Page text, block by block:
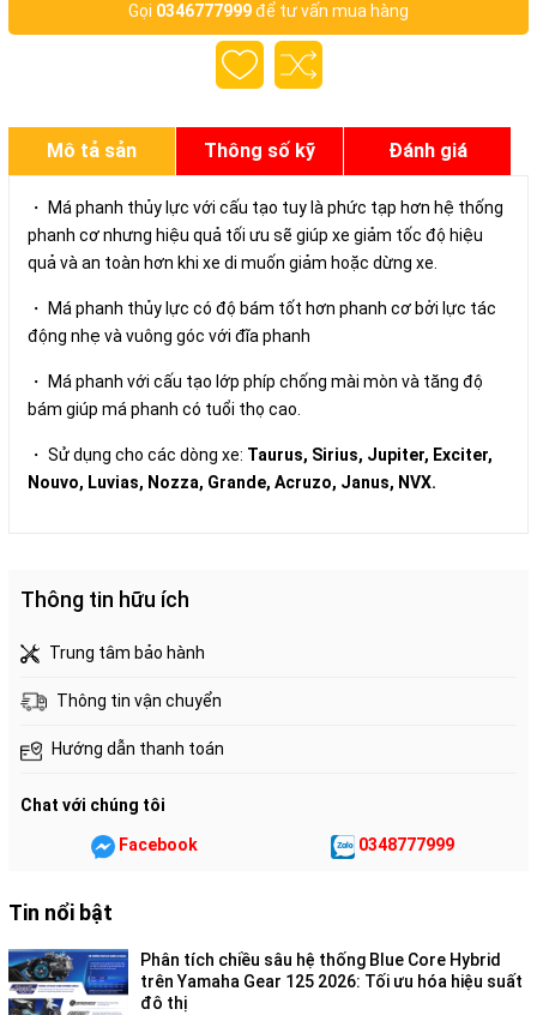
Gọi 0346777999để tư vấn mua hàng
Mô tả sản
phẩm
Thông số kỹ
thuật
Đánh giá
・ Má phanh thủy lực với cấu tạo tuy là phức tạp hơn hệ thống
phanh cơ nhưng hiệu quả tối ưu sẽ giúp xe giảm tốc độ hiệu
quả và an toàn hơn khi xe di muốn giảm hoặc dừng xe.
・ Má phanh thủy lực có độ bám tốt hơn phanh cơ bởi lực tác
động nhẹ và vuông góc với đĩa phanh
・ Má phanh với cấu tạo lớp phíp chống mài mòn và tăng độ
bám giúp má phanh có tuổi thọ cao.
・ Sử dụng cho các dòng xe: Taurus, Sirius, Jupiter, Exciter,
Nouvo, Luvias, Nozza, Grande, Acruzo, Janus, NVX.
Thông tin hữu ích
Trung tâm bảo hành
Thông tin vận chuyển
Hướng dẫn thanh toán
Chat với chúng tôi
Facebook 0348777999
Tin nổi bật
Phân tích chiều sâu hệ thống Blue Core Hybrid
trên Yamaha Gear 125 2026: Tối ưu hóa hiệu suất
đô thị